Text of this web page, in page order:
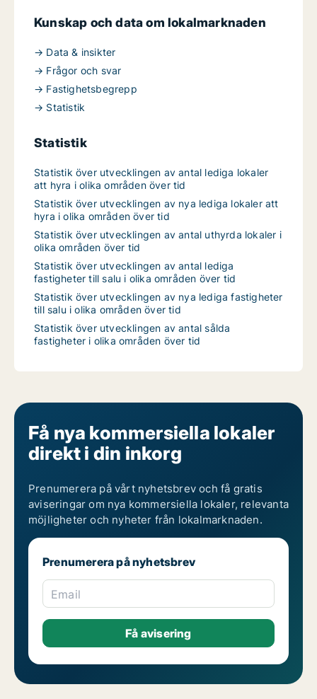
Kunskap och data om lokalmarknaden
→ Data & insikter
→ Frågor och svar
→ Fastighetsbegrepp
→ Statistik
Statistik
Statistik över utvecklingen av antal lediga lokaler
att hyra i olika områden över tid
Statistik över utvecklingen av nya lediga lokaler att
hyra i olika områden över tid
Statistik över utvecklingen av antal uthyrda lokaler i
olika områden över tid
Statistik över utvecklingen av antal lediga
fastigheter till salu i olika områden över tid
Statistik över utvecklingen av nya lediga fastigheter
till salu i olika områden över tid
Statistik över utvecklingen av antal sålda
fastigheter i olika områden över tid
Få nya kommersiella lokaler
direkt i din inkorg
Prenumerera på vårt nyhetsbrev och få gratis
aviseringar om nya kommersiella lokaler, relevanta
möjligheter och nyheter från lokalmarknaden.
Prenumerera på nyhetsbrev
Email